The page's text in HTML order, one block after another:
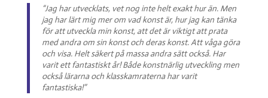
“Jag har utvecklats, vet nog inte helt exakt hur än. Men
jag har lärt mig mer om vad konst är, hur jag kan tänka
för att utveckla min konst, att det är viktigt att prata
med andra om sin konst och deras konst. Att våga göra
och visa. Helt säkert på massa andra sätt också. Har
varit ett fantastiskt år! Både konstnärlig utveckling men
också lärarna och klasskamraterna har varit
fantastiska!”